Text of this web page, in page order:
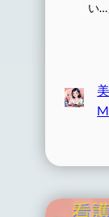
い